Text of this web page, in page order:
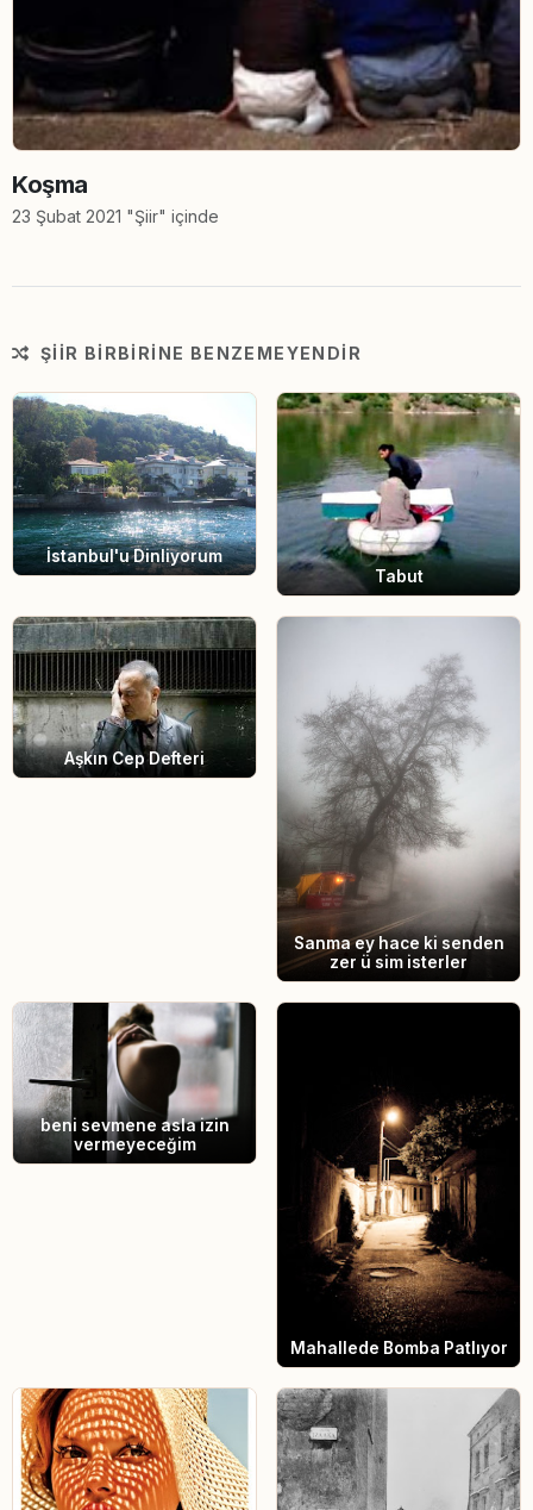
Koşma
23 Şubat 2021 "Şiir" içinde
ŞIIR BIRBIRINE BENZEMEYENDIR
İstanbul'u Dinliyorum
Tabut
Aşkın Cep Defteri
Sanma ey hace ki senden
zer ü sim isterler
beni sevmene asla izin
vermeyeceğim
Mahallede Bomba Patlıyor